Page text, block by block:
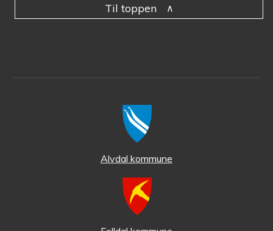
Til toppen
Alvdal kommune